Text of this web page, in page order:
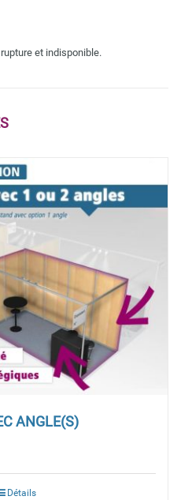
et indisponible.
ANGLE(S)
Détails